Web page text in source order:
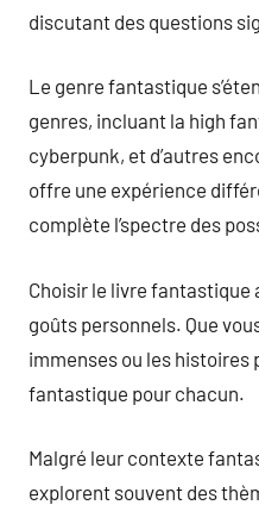
discutant des questions
Le genre fantastique
genres, incluant la high
cyberpunk, et d’autres
offre une expérience
complète l’spectre des
Choisir le livre fantastique
goûts personnels. Que
immenses ou les histoires
fantastique pour chacun.
Malgré leur contexte
explorent souvent des